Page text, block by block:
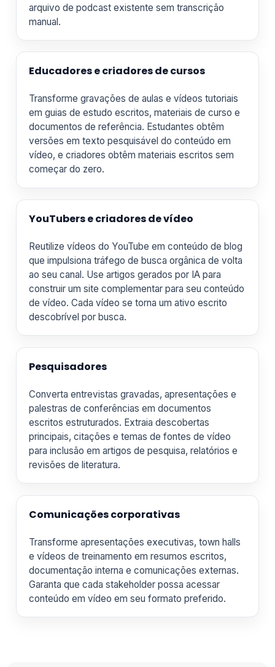
arquivo de podcast existente sem transcrição
manual.
Educadores e criadores de cursos
Transforme gravações de aulas e vídeos tutoriais
em guias de estudo escritos, materiais de curso e
documentos de referência. Estudantes obtêm
versões em texto pesquisável do conteúdo em
vídeo, e criadores obtêm materiais escritos sem
começar do zero.
YouTubers e criadores de vídeo
Reutilize vídeos do YouTube em conteúdo de blog
que impulsiona tráfego de busca orgânica de volta
ao seu canal. Use artigos gerados por IA para
construir um site complementar para seu conteúdo
de vídeo. Cada vídeo se torna um ativo escrito
descobrível por busca.
Pesquisadores
Converta entrevistas gravadas, apresentações e
palestras de conferências em documentos
escritos estruturados. Extraia descobertas
principais, citações e temas de fontes de vídeo
para inclusão em artigos de pesquisa, relatórios e
revisões de literatura.
Comunicações corporativas
Transforme apresentações executivas, town halls
e vídeos de treinamento em resumos escritos,
documentação interna e comunicações externas.
Garanta que cada stakeholder possa acessar
conteúdo em vídeo em seu formato preferido.